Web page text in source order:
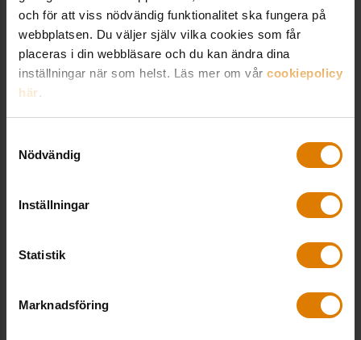
och för att viss nödvändig funktionalitet ska fungera på
webbplatsen. Du väljer själv vilka cookies som får
placeras i din webbläsare och du kan ändra dina
inställningar när som helst. Läs mer om vår cookiepolicy
här.
Nödvändig
Inställningar
Statistik
Marknadsföring
LÄNKAR OCH DOKUMENT
Ny vägledning: Bostadsbolaget och barnen
Bostadsbolaget och barnen
Dela:
Fler goda exempel från Allmännyttan